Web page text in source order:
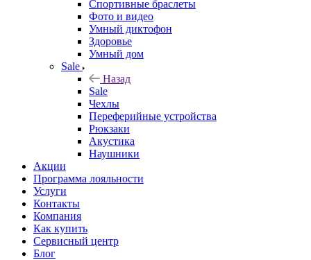
Спортивные браслеты
Фото и видео
Умный диктофон
Здоровье
Умный дом
Sale
Назад
Sale
Чехлы
Переферийные устройства
Рюкзаки
Акустика
Наушники
Акции
Программа лояльности
Услуги
Контакты
Компания
Как купить
Сервисный центр
Блог